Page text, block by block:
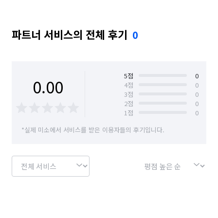
파트너 서비스의 전체 후기 0
0.00 5점
0
4점
0
3점
0
2점
0
1점
0
*실제 미소에서 서비스를 받은 이용자들의 후기입니다.